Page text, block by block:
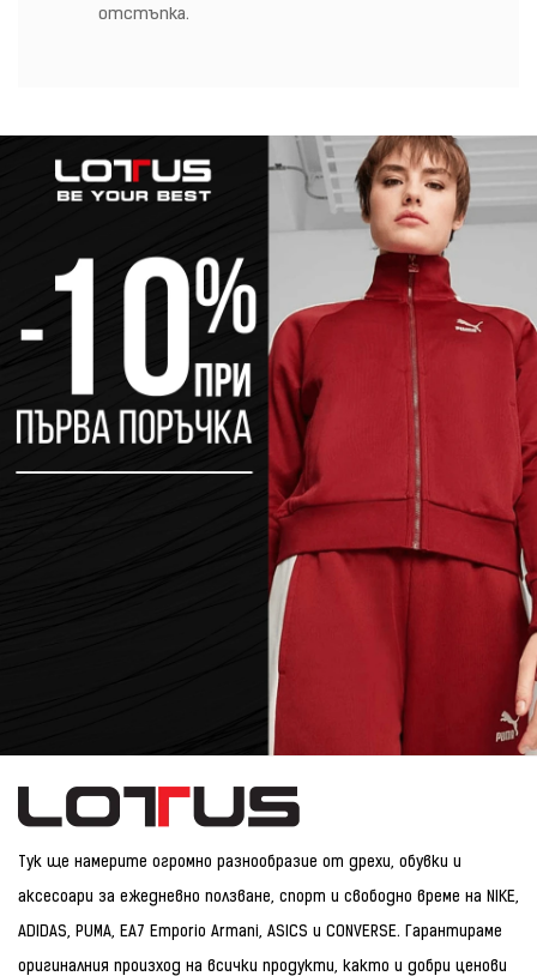
отстъпка.
Тук ще намерите огромно разнообразие от дрехи, обувки и
аксесоари за ежедневно ползване, спорт и свободно време на NIKE,
ADIDAS, PUMA, EA7 Emporio Armani, ASICS и CONVERSE. Гарантираме
оригиналния произход на всички продукти, както и добри ценови